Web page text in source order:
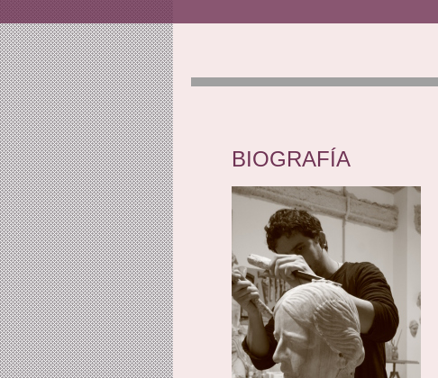
BIOGRAFÍA